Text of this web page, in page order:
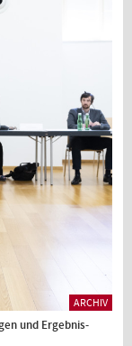
ARCHIV
und Ergebnis-